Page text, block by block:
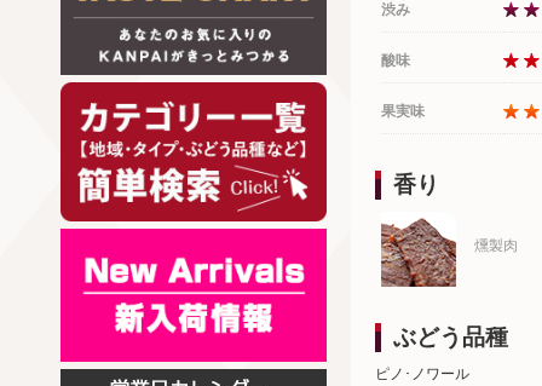
渋み
酸味
果実味
香り
燻製肉
ぶどう品種
ピノ･ノワール